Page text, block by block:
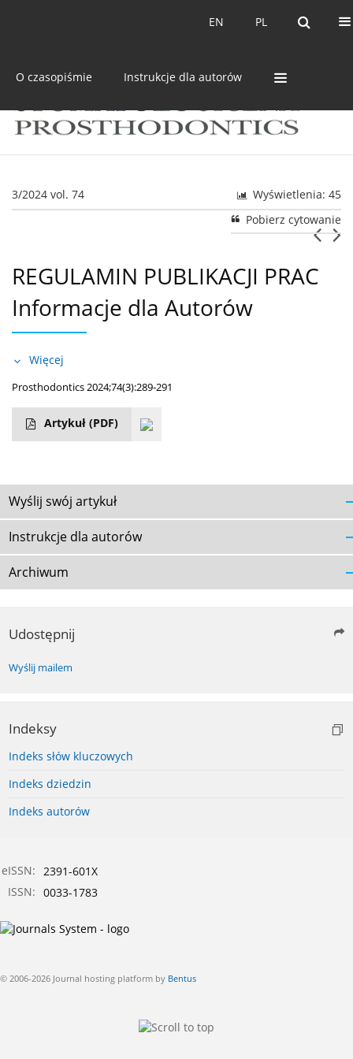
PL
EN PL
EN
O czasopiśmie Instrukcje dla autorów
3/2024 vol. 74
Wyświetlenia: 45
Pobierz cytowanie
REGULAMIN PUBLIKACJI PRAC
Informacje dla Autorów
Więcej
Prosthodontics 2024;74(3):289-291
Artykuł (PDF)
Wyślij swój artykuł
Instrukcje dla autorów
Archiwum
Udostępnij
Wyślij mailem
Indeksy
Indeks słów kluczowych
Indeks dziedzin
Indeks autorów
eISSN: 2391-601X
ISSN: 0033-1783
© 2006-2026 Journal hosting platform by Bentus